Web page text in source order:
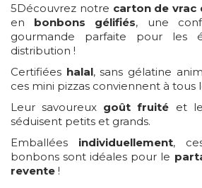
5Découvrez notre carton de vrac
en bonbons gélifiés, une
gourmande parfaite pour les
distribution !
Certifiées halal, sans gélatine
ces mini pizzas conviennent à tous
Leur savoureux goût fruité et
séduisent petits et grands.
Emballées individuellement,
bonbons sont idéales pour le
revente !